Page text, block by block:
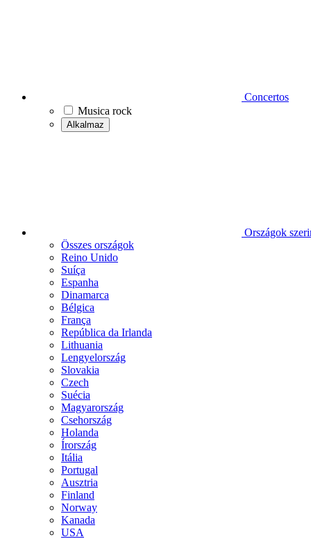
Concertos
Musica rock
Alkalmaz
Országok
Összes országok
Reino Unido
Suíça
Espanha
Dinamarca
Bélgica
França
República da Irlanda
Lithuania
Lengyelország
Slovakia
Czech
Suécia
Magyarország
Csehország
Holanda
Írország
Itália
Portugal
Ausztria
Finland
Norway
Kanada
USA